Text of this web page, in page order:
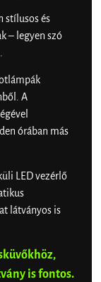
stílusos és
– legyen szó
A
órában más
LED vezérlő
látványos is
is fontos.